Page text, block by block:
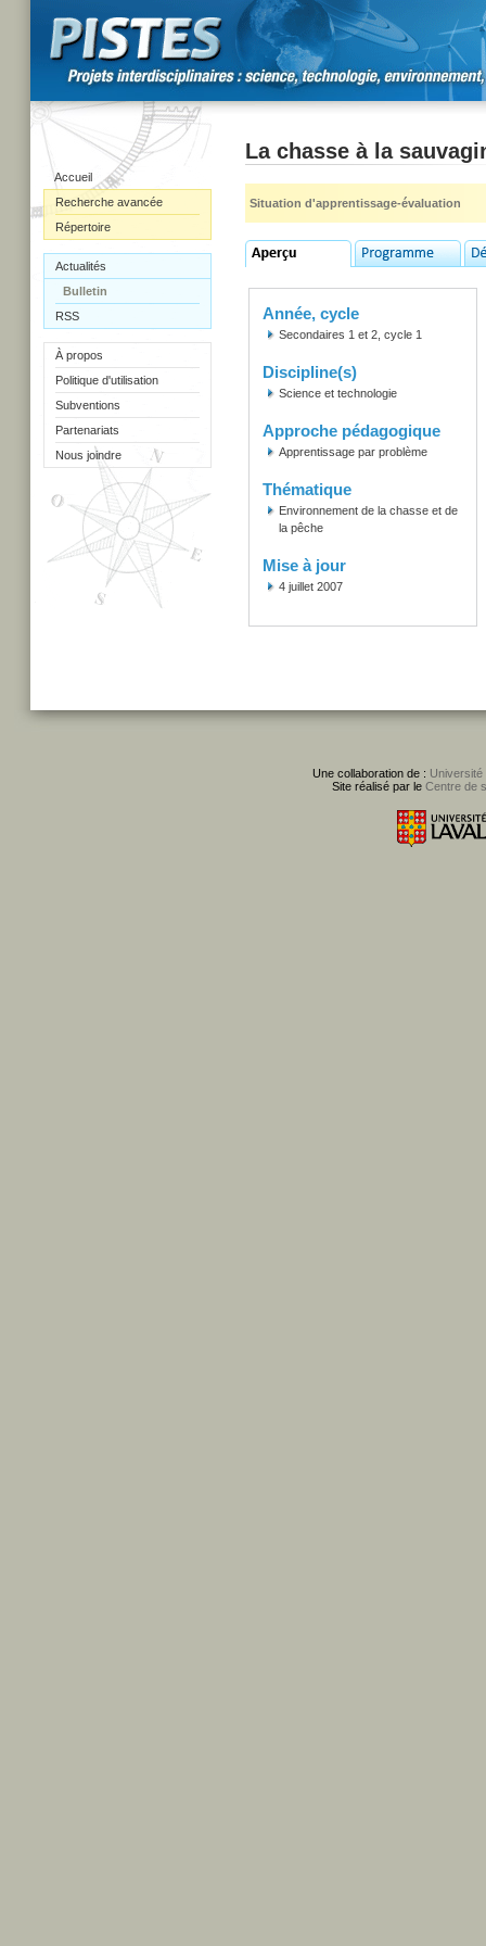
Accueil
Recherche avancée
Répertoire
Actualités
Bulletin
RSS
À propos
Politique d'utilisation
Subventions
Partenariats
Nous joindre
La chasse à la
Situation d'apprentissage-évaluation
Année, cycle
Secondaires 1 et 2, cycle 1
Discipline(s)
Science et technologie
Approche pédagogique
Apprentissage par problème
Thématique
Environnement de la chasse et de
la pêche
Mise à jour
4 juillet 2007
Une collaboration de : Université
Site réalisé par le Centre de